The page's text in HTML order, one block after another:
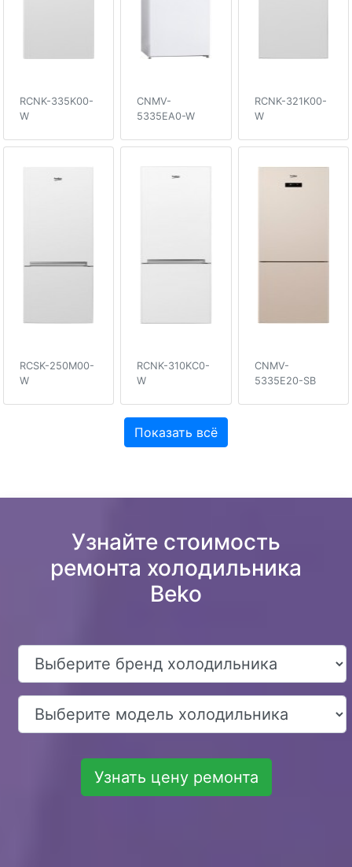
RCNK-335K00-
W
CNMV-
5335EA0-W
RCNK-321K00-
W
RCSK-250M00-
W
RCNK-310KC0-
W
CNMV-
5335E20-SB
Показать всё
Узнайте стоимость
ремонта холодильника
Beko
Узнать цену ремонта